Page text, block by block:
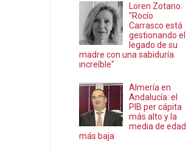
Loren Zotano:
"Rocío
Carrasco está
gestionando el
legado de su
madre con una sabiduría
increíble"
Almería en
Andalucía: el
PIB per cápita
más alto y la
media de edad
más baja